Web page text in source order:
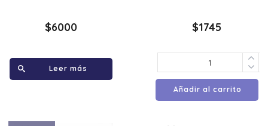
$6000
Leer más
$1745
Añadir al carrito